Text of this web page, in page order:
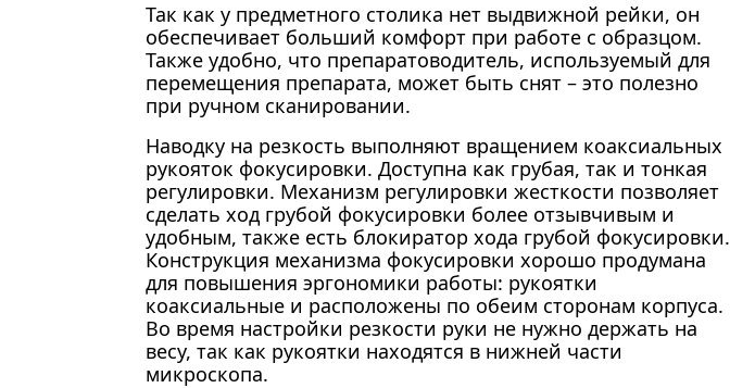
Так как у предметного столика нет выдвижной рейки, он
обеспечивает больший комфорт при работе с образцом.
Также удобно, что препаратоводитель, используемый для
перемещения препарата, может быть снят – это полезно
при ручном сканировании.
Наводку на резкость выполняют вращением коаксиальных
рукояток фокусировки. Доступна как грубая, так и тонкая
регулировки. Механизм регулировки жесткости позволяет
сделать ход грубой фокусировки более отзывчивым и
удобным, также есть блокиратор хода грубой фокусировки.
Конструкция механизма фокусировки хорошо продумана
для повышения эргономики работы: рукоятки
коаксиальные и расположены по обеим сторонам корпуса.
Во время настройки резкости руки не нужно держать на
весу, так как рукоятки находятся в нижней части
микроскопа.